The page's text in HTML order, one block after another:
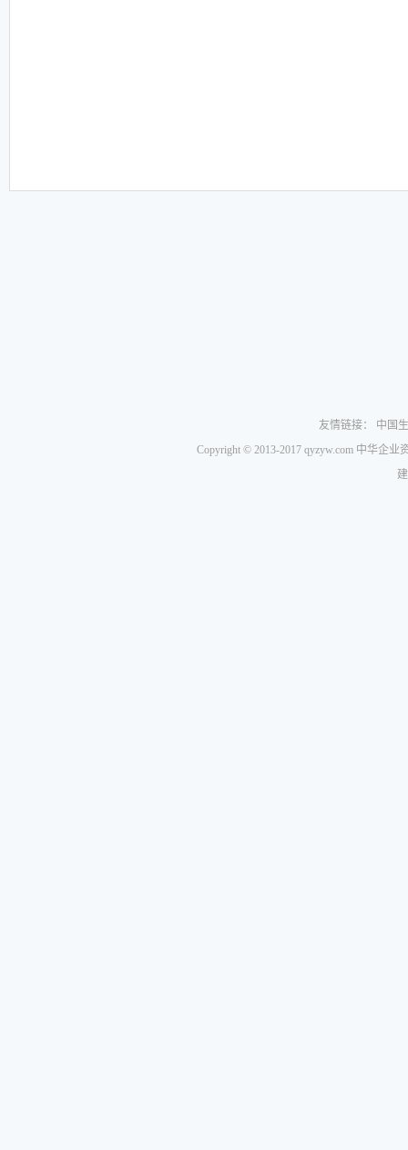
友情链接：
中国
Copyright © 2013-2017 qyzyw.com 中华企业